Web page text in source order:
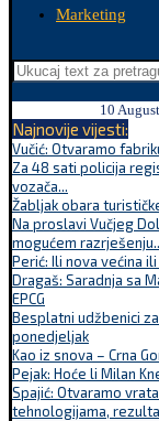
Marketing
10
Najnovije vijesti:
Vučić: Otvaramo
Za 48 sati policija
vozača...
Žabljak obara
Na proslavi Vučjeg
mogućem
Perić: Ili nova većina
Dragaš: Saradnja sa
EPCG
Besplatni udžbenici
ponedjeljak
Kao iz snova – Crna
Pejak: Hoće li Milan
Spajić: Otvaramo
tehnologijama,